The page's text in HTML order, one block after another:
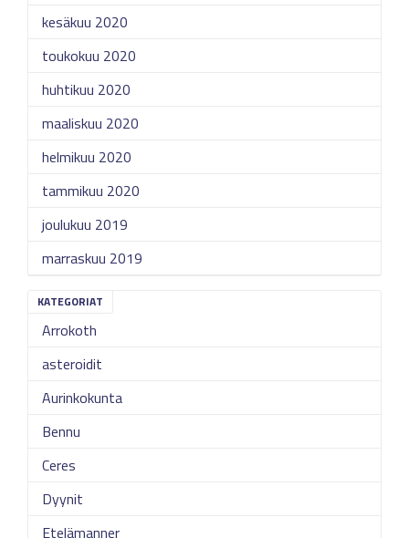
kesäkuu 2020
toukokuu 2020
huhtikuu 2020
maaliskuu 2020
helmikuu 2020
tammikuu 2020
joulukuu 2019
marraskuu 2019
KATEGORIAT
Arrokoth
asteroidit
Aurinkokunta
Bennu
Ceres
Dyynit
Etelämanner